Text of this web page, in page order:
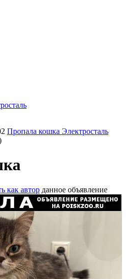
Пропала кошка Электросталь
как автор данное объявление